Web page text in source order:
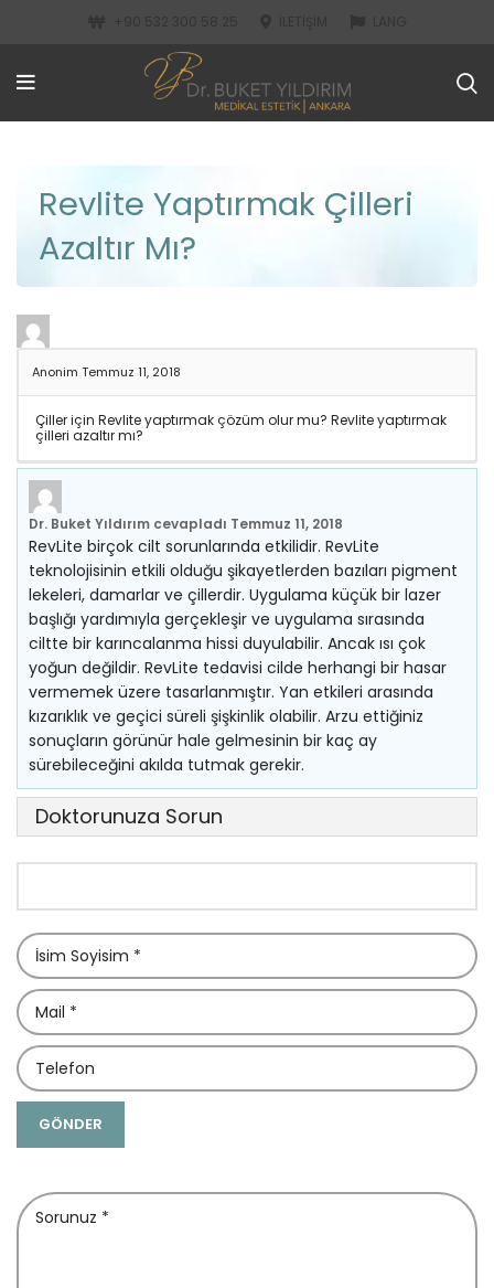
Revlite Yaptırmak Çilleri
Azaltır Mı?
Anonim Temmuz 11, 2018
Çiller için Revlite yaptırmak çözüm olur mu? Revlite yaptırmak
çilleri azaltır mı?
Dr. Buket Yıldırım cevapladı Temmuz 11, 2018
RevLite birçok cilt sorunlarında etkilidir. RevLite
teknolojisinin etkili olduğu şikayetlerden bazıları pigment
lekeleri, damarlar ve çillerdir. Uygulama küçük bir lazer
başlığı yardımıyla gerçekleşir ve uygulama sırasında
ciltte bir karıncalanma hissi duyulabilir. Ancak ısı çok
yoğun değildir. RevLite tedavisi cilde herhangi bir hasar
vermemek üzere tasarlanmıştır. Yan etkileri arasında
kızarıklık ve geçici süreli şişkinlik olabilir. Arzu ettiğiniz
sonuçların görünür hale gelmesinin bir kaç ay
sürebileceğini akılda tutmak gerekir.
Doktorunuza Sorun